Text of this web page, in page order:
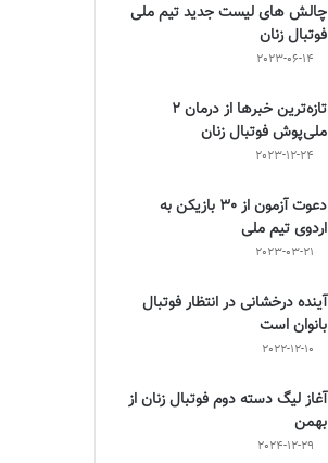
چالش هاى ليست جدید تيم ملى
فوتبال زنان
2023-06-14
تازه‌ترین خبرها از درمان ۲
ملی‌پوش فوتبال زنان
2023-12-24
دعوت آزمون از 30 بازیکن به
اردوی تیم ملی
2023-03-21
آینده درخشانی در انتظار فوتبال
بانوان است
2022-12-10
آغاز لیگ دسته دوم فوتبال زنان از
بهمن
2024-12-29